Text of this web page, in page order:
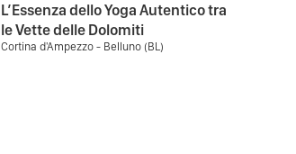
L’Essenza dello Yoga Autentico tra
le Vette delle Dolomiti
Cortina d'Ampezzo - Belluno (BL)